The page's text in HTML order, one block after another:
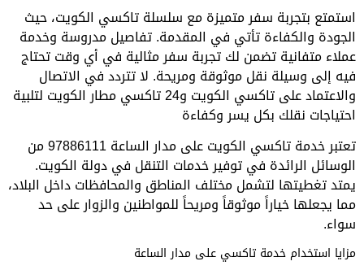
استمتع بتجربة سفر متميزة مع سلسلة تاكسي الكويت، حيث
الجودة والكفاءة تأتي في المقدمة. تفاصيل مدروسة وخدمة
عملاء متفانية تضمن لك تجربة سفر مثالية في أي وقت تحتاج
فيه إلى وسيلة نقل موثوقة ومريحة. لا تتردد في الاتصال
والاعتماد على تاكسي الكويت و24 تاكسي مطار الكويت لتلبية
احتياجات نقلك بكل يسر وكفاءة
تعتبر خدمة تاكسي الكويت على مدار الساعة 97886111 من
الوسائل الرائدة في توفير خدمات التنقل في دولة الكويت.
يمتد تغطيتها لتشمل مختلف المناطق والمحافظات داخل البلاد،
مما يجعلها خياراً موثوقاً ومريحاً للمواطنين والزوار على حد
سواء.
مزايا استخدام خدمة تاكسي على مدار الساعة